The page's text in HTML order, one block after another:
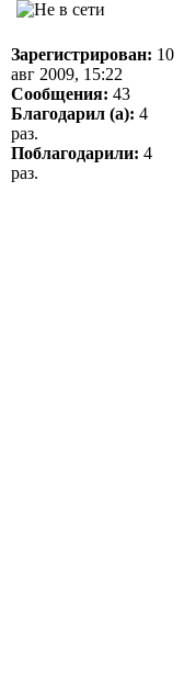
Зарегистрирован: 10
авг 2009, 15:22
Сообщения: 43
Благодарил (а): 4
раз.
Поблагодарили: 4
раз.